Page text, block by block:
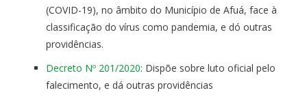
(COVID-19), no âmbito do Município de Afuá, face à
classificação do vírus como pandemia, e dó outras
providências.
Decreto Nº 201/2020: Dispõe sobre luto oficial pelo
falecimento, e dá outras providências